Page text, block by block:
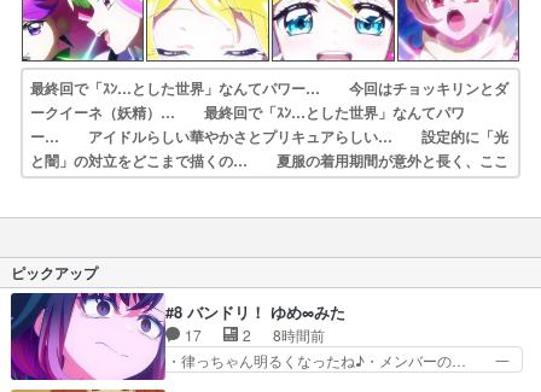
最終回で「ｽﾝ…とした世界」なんてパワー… 今回はチョッキリンとダ
ークイーネ（妖精）… 最終回で「ｽﾝ…とした世界」なんてパワ
ー… アイドルらしい華やかさとプリキュアらしい… 設定的に「光
と闇」の対立をどこまで描くの… 夏服の着用期間が意外と長く、ここ
ろ春服着… ダークイーネの力に圧倒されながらもなんと… キミと
ピックアップ
#8 バンドリ！ ゆめ∞みた
17 2
8時間前
・律っちゃん明るくなったね♪・メンバーの… 一